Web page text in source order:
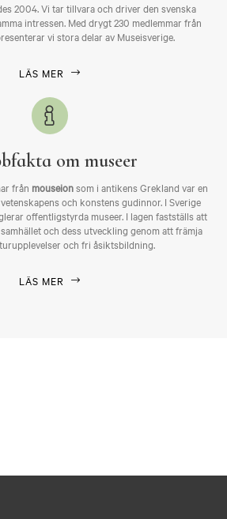
2004. Vi tar tillvara och driver den svenska
intressen. Med drygt 230 medlemmar från
vi stora delar av Museisverige.
LÄS MER
om museer
från mouseionsom i antikens Grekland var en
och konstens gudinnor. I Sverige
offentligstyrda museer. I lagen fastställs att
och dess utveckling genom att främja
och fri åsiktsbildning.
LÄS MER